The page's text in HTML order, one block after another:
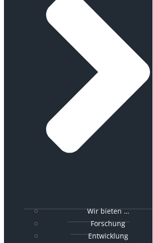
Wir bieten …
Forschung
Entwicklung